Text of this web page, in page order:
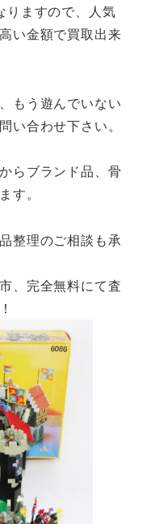
りますので、人気
い金額で買取出来
もう遊んでいない
い合わせ下さい。
らブランド品、骨
す。
整理のご相談も承
、完全無料にて査